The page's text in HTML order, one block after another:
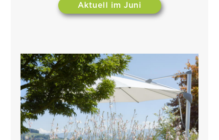
Aktuell im Juni